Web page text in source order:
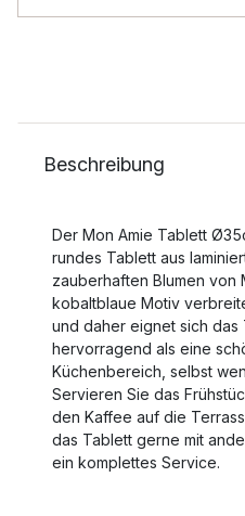
Beschreibung
Der Mon Amie Tablett
rundes Tablett aus
zauberhaften Blumen von
kobaltblaue Motiv
und daher eignet sich das
hervorragend als eine
Küchenbereich, selbst
Servieren Sie das
den Kaffee auf die
das Tablett gerne mit
ein komplettes Service.